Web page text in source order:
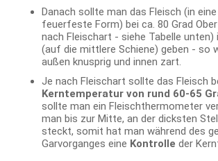
Danach sollte man das Fleisch (in
feuerfeste Form) bei ca. 80 Grad
nach Fleischart - siehe Tabelle unten)
(auf die mittlere Schiene) geben - so
außen knusprig und innen zart.
Je nach Fleischart sollte das Fleisch
Kerntemperatur von rund 60-65
sollte man ein Fleischthermometer
man bis zur Mitte, an der dicksten
steckt, somit hat man während des
Garvorganges eine Kontrolle der